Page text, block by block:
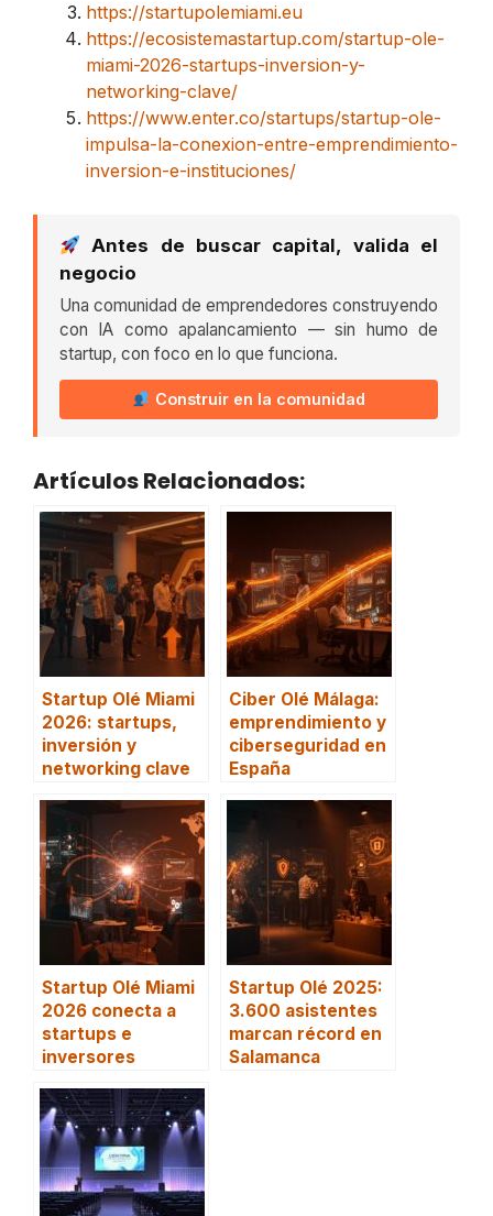
https://startupolemiami.eu
https://ecosistemastartup.com/startup-ole-
miami-2026-startups-inversion-y-
networking-clave/
https://www.enter.co/startups/startup-ole-
impulsa-la-conexion-entre-emprendimiento-
inversion-e-instituciones/
Antes de buscar capital, valida el
negocio
Una comunidad de emprendedores construyendo
con IA como apalancamiento — sin humo de
startup, con foco en lo que funciona.
Construir en la comunidad
Artículos Relacionados:
Startup Olé Miami
2026: startups,
inversión y
networking clave
Ciber Olé Málaga:
emprendimiento y
ciberseguridad en
España
Startup Olé Miami
2026 conecta a
startups e
inversores
Startup Olé 2025:
3.600 asistentes
marcan récord en
Salamanca